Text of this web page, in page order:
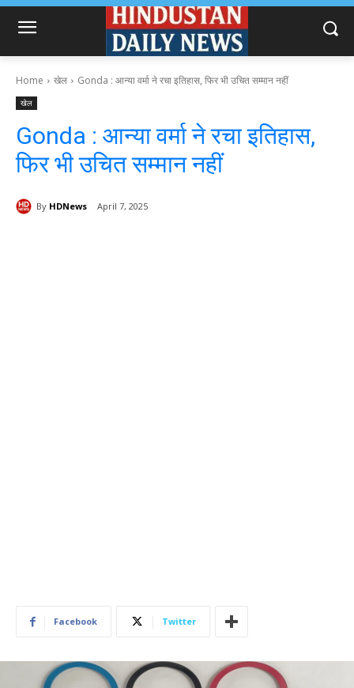
Home खेल Gonda : आन्या वर्मा ने रचा इतिहास, फिर भी उचित सम्मान नहीं
खेल
Gonda : आन्या वर्मा ने रचा इतिहास,
फिर भी उचित सम्मान नहीं
By HDNews April 7, 2025
Facebook Twitter